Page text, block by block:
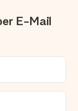
oder
sie jederzeit in
das
E-Mail